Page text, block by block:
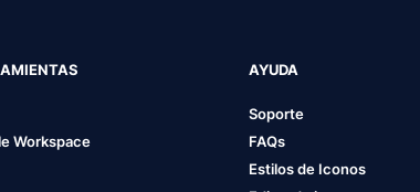
Workspace
AYUDA
Soporte
FAQs
Estilos de Iconos